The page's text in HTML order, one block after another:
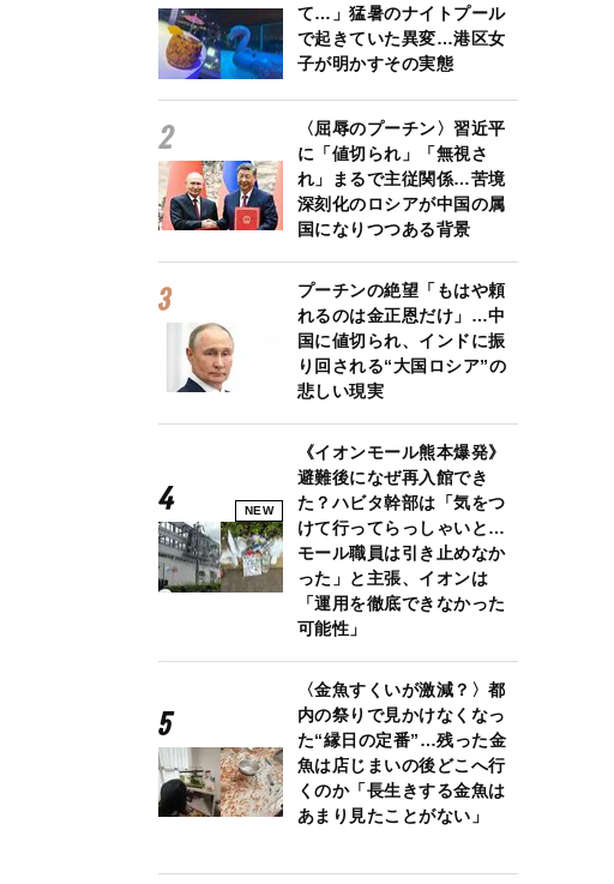
て…」猛暑のナイトプール
で起きていた異変…港区女
子が明かすその実態
〈屈辱のプーチン〉習近平
に「値切られ」「無視さ
れ」まるで主従関係…苦境
深刻化のロシアが中国の属
国になりつつある背景
プーチンの絶望「もはや頼
れるのは金正恩だけ」…中
国に値切られ、インドに振
り回される“大国ロシア”の
悲しい現実
NEW
《イオンモール熊本爆発》
避難後になぜ再入館でき
た？ハビタ幹部は「気をつ
けて行ってらっしゃいと…
モール職員は引き止めなか
った」と主張、イオンは
「運用を徹底できなかった
可能性」
〈金魚すくいが激減？〉都
内の祭りで見かけなくなっ
た“縁日の定番”…残った金
魚は店じまいの後どこへ行
くのか「長生きする金魚は
あまり見たことがない」